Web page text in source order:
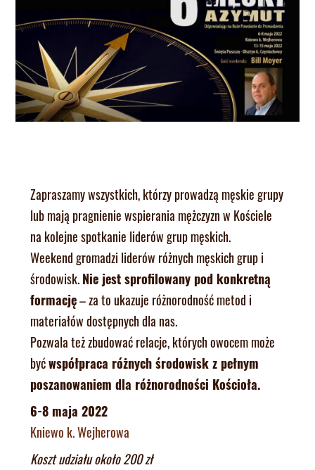
Zapraszamy wszystkich, którzy prowadzą męskie grupy
lub mają pragnienie wspierania mężczyzn w Kościele
na kolejne spotkanie liderów grup męskich.
Weekend gromadzi liderów różnych męskich grup i
środowisk.Nie jest sprofilowany pod konkretną
formację– za to ukazuje różnorodność metod i
materiałów dostępnych dla nas.
Pozwala też zbudować relacje, których owocem może
byćwspółpraca różnych środowisk z pełnym
poszanowaniem dla różnorodności Kościoła.
6-8 maja 2022
Kniewo k. Wejherowa
Koszt udziału około 200 zł